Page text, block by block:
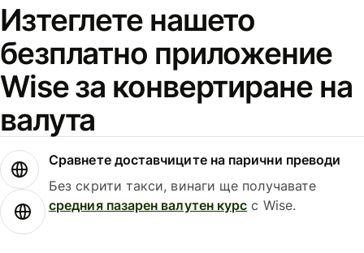
Изтеглете нашето
безплатно приложение
Wise за конвертиране на
валута
Сравнете доставчиците на парични преводи
Без скрити такси, винаги ще получавате
средния пазарен валутен курс с Wise.